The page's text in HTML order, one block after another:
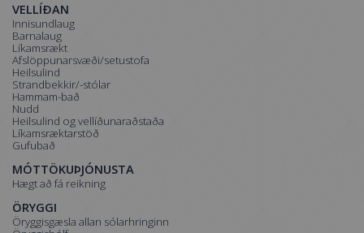
VELLÍÐAN
Innisundlaug
Barnalaug
Líkamsrækt
Afslöppunarsvæði/setustofa
Heilsulind
Strandbekkir/-stólar
Hammam-bað
Nudd
Heilsulind og vellíðunaraðstaða
Líkamsræktarstöð
Gufubað
MÓTTÖKUÞJÓNUSTA
Hægt að fá reikning
ÖRYGGI
Öryggisgæsla allan sólarhringinn